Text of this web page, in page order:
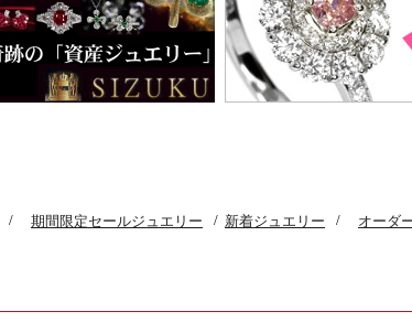
/ 期間限定セールジュエリー / 新着ジュエリー / オーダ